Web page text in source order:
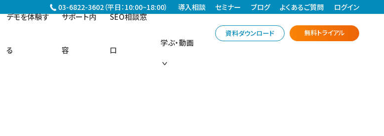
03-6822-3602（平日：10:00~18:00） 導入相談 セミナー ブログ よくあるご質問 ログイン
デモを体験す
る
サポート内
容
SEO相談窓
口
学ぶ・動画
資料ダウンロード 無料トライアル